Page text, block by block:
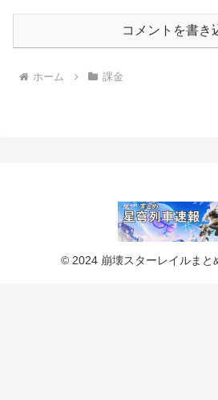
コメントを書き
ホーム 課金
© 2024 崩壊スターレイルまと